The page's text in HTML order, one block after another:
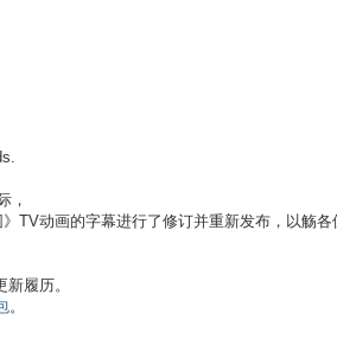
，
TV动画的字幕进行了修订并重新发布，以觞各
履历。
。